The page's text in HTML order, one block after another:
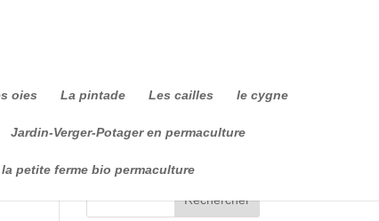
oies La pintade Les cailles le cygne
Jardin-Verger-Potager en permaculture
la petite ferme bio permaculture